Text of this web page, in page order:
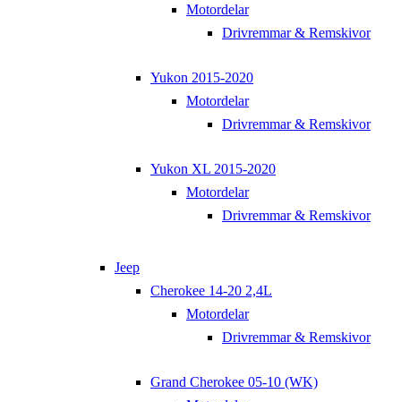
Motordelar
Drivremmar & Remskivor
Yukon 2015-2020
Motordelar
Drivremmar & Remskivor
Yukon XL 2015-2020
Motordelar
Drivremmar & Remskivor
Jeep
Cherokee 14-20 2,4L
Motordelar
Drivremmar & Remskivor
Grand Cherokee 05-10 (WK)